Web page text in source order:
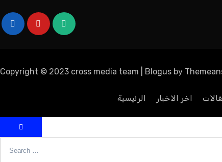
Copyright © 2023 cross media team Blogus by
الرئيسية اخر الاخبار